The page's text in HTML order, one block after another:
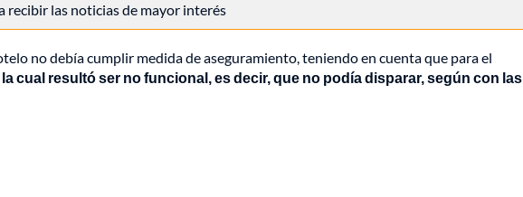
recibir las noticias de mayor interés
no debía cumplir medida de aseguramiento, teniendo en cuenta que para el
la cual resultó ser no funcional, es decir, que no podía disparar, según con las